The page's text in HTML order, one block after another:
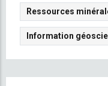
énergies
et
de
l'efficacité
Ressources
Information